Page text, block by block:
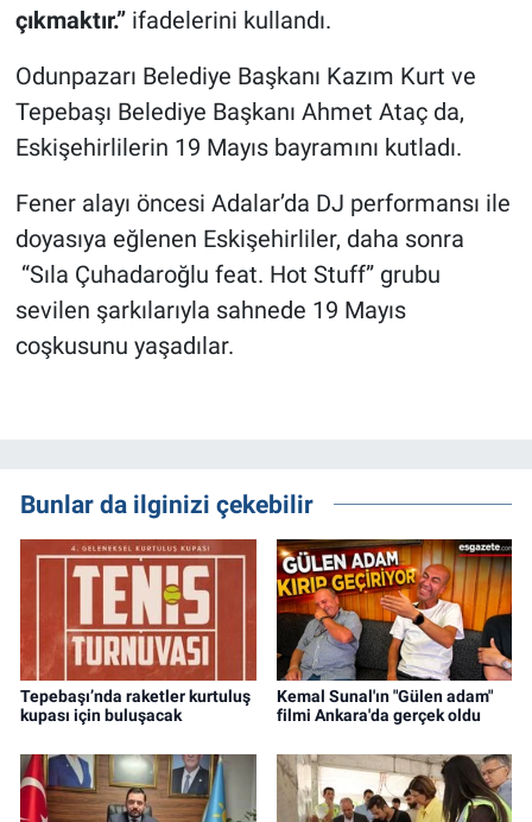
çıkmaktır.” ifadelerini kullandı.
Odunpazarı Belediye Başkanı Kazım Kurt ve
Tepebaşı Belediye Başkanı Ahmet Ataç da,
Eskişehirlilerin 19 Mayıs bayramını kutladı.
Fener alayı öncesi Adalar’da DJ performansı ile
doyasıya eğlenen Eskişehirliler, daha sonra
“Sıla Çuhadaroğlu feat. Hot Stuff” grubu
sevilen şarkılarıyla sahnede 19 Mayıs
coşkusunu yaşadılar.
Bunlar da ilginizi çekebilir
Tepebaşı’nda raketler kurtuluş
kupası için buluşacak
Kemal Sunal'ın "Gülen adam"
filmi Ankara'da gerçek oldu